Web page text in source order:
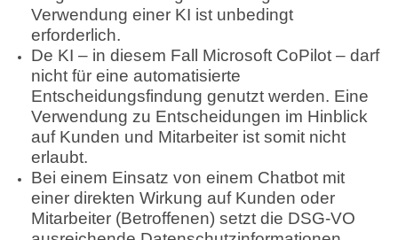
Verwendung einer KI ist unbedingt
erforderlich.
De KI – in diesem Fall Microsoft CoPilot – darf
nicht für eine automatisierte
Entscheidungsfindung genutzt werden. Eine
Verwendung zu Entscheidungen im Hinblick
auf Kunden und Mitarbeiter ist somit nicht
erlaubt.
Bei einem Einsatz von einem Chatbot mit
einer direkten Wirkung auf Kunden oder
Mitarbeiter (Betroffenen) setzt die DSG-VO